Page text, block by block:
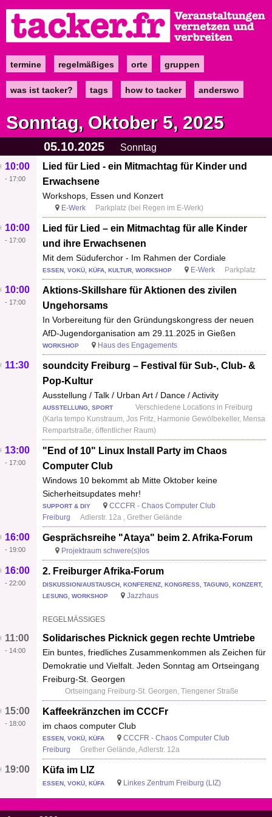
zum
Inhalt
Maintermine regelmäßiges orte gruppen
was ist tacker? tags how to tacker anderswo
Sonntag, Oktober 5, 2025
05.10.2025
Sonntag
Lied für Lied - ein Mitmachtag für Kinder und
Erwachsene
Workshops, Essen und Konzert
10:00
- 17:00
E-Werk Parkplatz (bei Regen im E-Werk)
Lied für Lied – ein Mitmachtag für alle Kinder
und ihre Erwachsenen
Mit dem Süduferchor - Im Rahmen der Cordiale
10:00
- 17:00
ESSEN, VOKÜ, KÜFA, KULTUR, WORKSHOP E-Werk Parkplatz
Aktions-Skillshare für Aktionen des zivilen
Ungehorsams
In Vorbereitung für den Gründungskongress der neuen
AfD-Jugendorganisation am 29.11.2025 in Gießen
10:00
- 17:00
WORKSHOP Haus des Engagements
soundcity Freiburg – Festival für Sub-, Club- &
Pop-Kultur
Ausstellung / Talk / Urban Art / Dance / Activity
11:30
AUSSTELLUNG, SPORT
Verschiedene Locations in Freiburg
(Karla tempo Kunstraum, Jos Fritz, Harmonie Gewölbekeller, Mensa
Rempartstraße, öffentlicher Raum)
"End of 10" Linux Install Party im Chaos
Computer Club
Windows 10 bekommt ab Mitte Oktober keine
Sicherheitsupdates mehr!
13:00
- 17:00
SUPPORT & DIY
CCCFR - Chaos Computer Club
Freiburg
Adlerstr. 12a , Grether Gelände
Gesprächsreihe "Ataya" beim 2. Afrika-Forum
16:00
- 19:00 Projektraum schwere(s)los
2. Freiburger Afrika-Forum
16:00
- 22:00
DISKUSSION/AUSTAUSCH, KONFERENZ, KONGRESS, TAGUNG, KONZERT,
LESUNG, WORKSHOP
Jazzhaus
REGELMÄSSIGES
Solidarisches Picknick gegen rechte Umtriebe
Ein buntes, friedliches Zusammenkommen als Zeichen für
Demokratie und Vielfalt. Jeden Sonntag am Ortseingang
Freiburg-St. Georgen
11:00
- 14:00
Ortseingang Freiburg-St. Georgen, Tiengener Straße
Kaffeekränzchen im CCCFr
im chaos computer Club
15:00
- 18:00
ESSEN, VOKÜ, KÜFA
CCCFR - Chaos Computer Club
Freiburg
Grether Gelände, Adlerstr. 12a
Küfa im LIZ
19:00
ESSEN, VOKÜ, KÜFA Linkes Zentrum Freiburg (LIZ)